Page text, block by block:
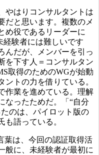
やはりコンサルタントは
と思います。複数のメ
め役であるリーダーに
経験者には難しいです
んだが、メンバーを引っ
を下す人＝コンサルタン
取得のためのWGが始動
ントの力を借りている。
作業を進めている。理解
なったためだ。「“自分
のは、パイロット版の
も語っている。
葉は、今回の認証取得活
般に、未経験者が最初に